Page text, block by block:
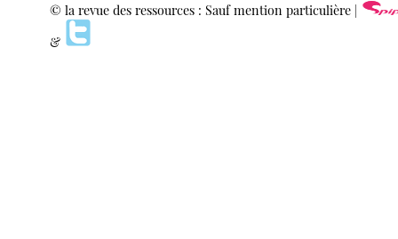
© la revue des ressources : Sauf mention particulière |
&